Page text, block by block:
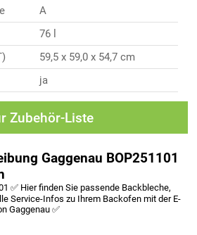
A
76 l
59,5 x 59,0 x 54,7 cm
ja
Zubehör-Liste
Gaggenau BOP251101
✅ Hier finden Sie passende Backbleche,
Service-Infos zu Ihrem Backofen mit der E-
Gaggenau ✅